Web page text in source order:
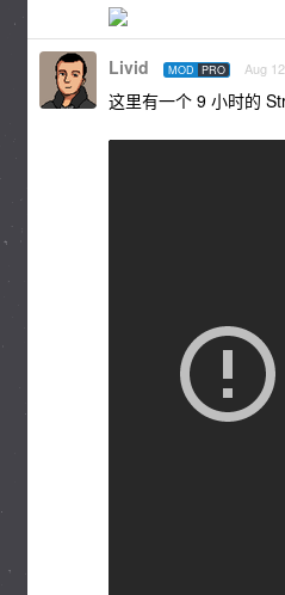
Livid MOD PRO Aug
这里有一个 9 小时的